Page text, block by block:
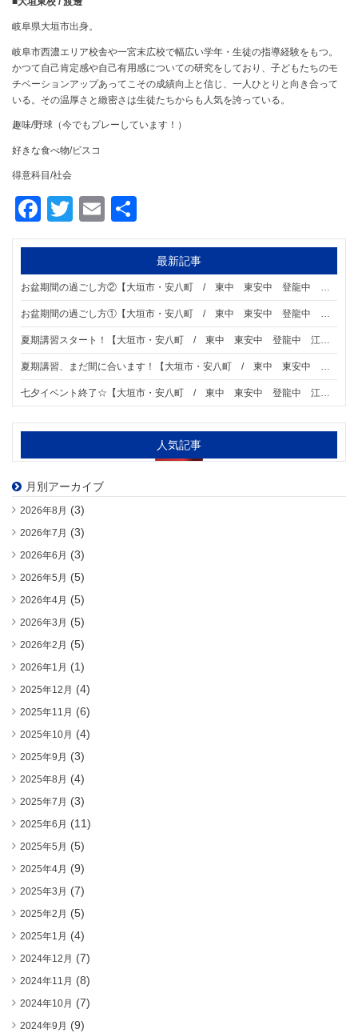
岐阜県大垣市出身。
岐阜市西濃エリア校舎や一宮末広校で幅広い学年・生徒の指導経験をもつ。
かつて自己肯定感や自己有用感についての研究をしており、子どもたちのモ
チベーションアップあってこその成績向上と信じ、一人ひとりと向き合って
いる。その温厚さと緻密さは生徒たちからも人気を誇っている。
趣味/野球（今でもプレーしています！）
好きな食べ物/ビスコ
得意科目/社会
Facebook
TwitterEmail
有
最新記事
お盆期間の過ごし方②【大垣市・安八町 / 東中 東安中 登龍中 江並中 星和中学区の個別指導塾 明海ゼミナール 大垣東校】 大垣市・安八町の皆様へ
お盆期間の過ごし方①【大垣市・安八町 / 東中 東安中 登龍中 江並中 星和中学区の個別指導塾 明海ゼミナール 大垣東校】 大垣市・安八町の皆様へ
夏期講習スタート！【大垣市・安八町 / 東中 東安中 登龍中 江並中 星和中学区の個別指導塾 明海ゼミナール 大垣東校】 大垣市・安八町の皆様へ
夏期講習、まだ間に合います！【大垣市・安八町 / 東中 東安中 登龍中 江並中 星和中学区の個別指導塾 明海ゼミナール 大垣東校】 大垣市・安八町の皆様へ
七夕イベント終了☆【大垣市・安八町 / 東中 東安中 登龍中 江並中 星和中学区の個別指導塾 明海ゼミナール 大垣東校】 大垣市・安八町の皆様へ
人気記事
月別アーカイブ
2026年8月 (3)
2026年7月 (3)
2026年6月 (3)
2026年5月 (5)
2026年4月 (5)
2026年3月 (5)
2026年2月 (5)
2026年1月 (1)
2025年12月 (4)
2025年11月 (6)
2025年10月 (4)
2025年9月 (3)
2025年8月 (4)
2025年7月 (3)
2025年6月 (11)
2025年5月 (5)
2025年4月 (9)
2025年3月 (7)
2025年2月 (5)
2025年1月 (4)
2024年12月 (7)
2024年11月 (8)
2024年10月 (7)
2024年9月 (9)